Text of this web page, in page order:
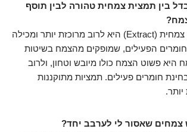
בין תמצית צמחית טהורה לבין תוסף
תמצית צמחית (Extract) היא לרוב מרוכזת יותר ומכילה
הפעילים, שמופקים מהצמח בשיטות
היא פשוט הצמח כולו מיובש וטחון, ולרוב
חומרים פעילים. תמציות מתוקננות
שאסור לי לערבב יחד?